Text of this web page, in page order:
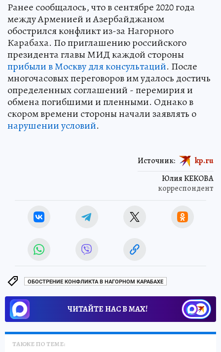
Ранее сообщалось, что в сентябре 2020 года
между Арменией и Азербайджаном
обострился конфликт из-за Нагорного
Карабаха. По приглашению российского
президента главы МИД каждой стороны
прибыли в Москву для консультаций. После
многочасовых переговоров им удалось достичь
определенных соглашений - перемирия и
обмена погибшими и пленными. Однако в
скором времени стороны начали заявлять о
нарушении условий.
Юлия КЕКОВА
корреспондент
Источник: kp.ru
ОБОСТРЕНИЕ КОНФЛИКТА В НАГОРНОМ КАРАБАХЕ
ЧИТАЙТЕ НАС В МАХ!
ТАКЖЕ ПО ТЕМЕ: